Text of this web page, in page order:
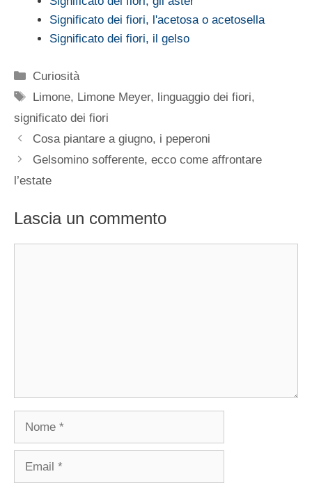
Significato dei fiori, l'acetosa o acetosella
Significato dei fiori, il gelso
Categorie
Curiosità
Tag
Limone, Limone Meyer, linguaggio dei fiori,
significato dei fiori
Cosa piantare a giugno, i peperoni
Gelsomino sofferente, ecco come affrontare
l’estate
Lascia un commento
Nome
Email